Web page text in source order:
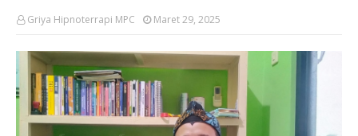
Griya Hipnoterrapi MPC Maret 29, 2025